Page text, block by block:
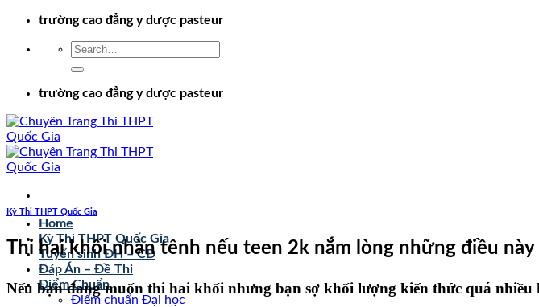
Chuyểntrường cao đẳng y dược pasteur
trường cao đẳng y dược pasteur
Home
Kỳ Thi THPT Quốc Gia
Tuyển sinh ĐH – CĐ
Đáp Án – Đề Thi
Điểm Chuẩn
Điểm chuẩn Đại học
Kỳ Thi THPT Quốc Gia
Thi hai khối nhàn tênh nếu teen 2k nắm lòng những điều này
Nếu bạn đang muốn thi hai khối nhưng bạn sợ khối lượng kiến thức quá